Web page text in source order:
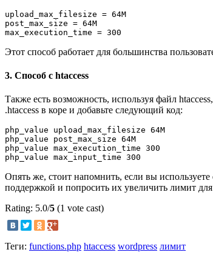
upload_max_filesize = 64M
post_max_size = 64M
Этот способ работает для большинства
3. Способ с htaccess
Также есть возможность, используя файл
.htaccess в коре и добавьте следующий код:
php_value upload_max_filesize 64M
php_value post_max_size 64M
php_value max_execution_time 300
Опять же, стоит напомнить, если вы используете
поддержкой и попросить их увеличить лимит
Rating: 5.0/5 (1 vote cast)
Теги: functions.php htaccess wordpress лимит